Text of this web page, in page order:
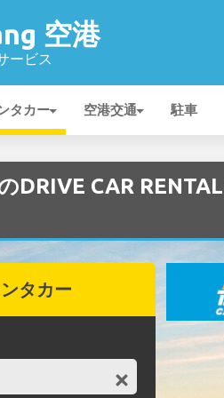
空港
ービス
タカー 空港交通 駐車
DRIVE CAR
タカー